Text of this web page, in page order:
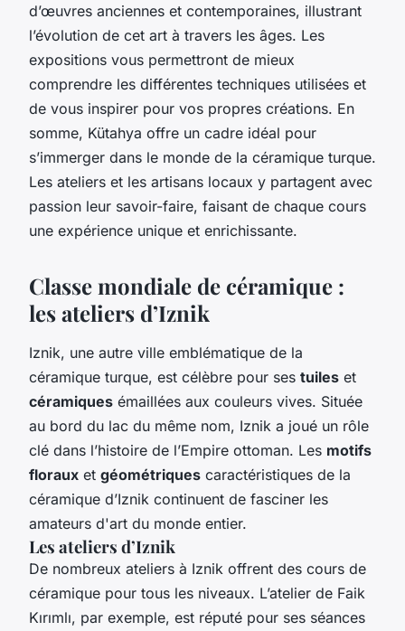
d’œuvres anciennes et contemporaines, illustrant
l’évolution de cet art à travers les âges. Les
expositions vous permettront de mieux
comprendre les différentes techniques utilisées et
de vous inspirer pour vos propres créations. En
somme, Kütahya offre un cadre idéal pour
s’immerger dans le monde de la céramique turque.
Les ateliers et les artisans locaux y partagent avec
passion leur savoir-faire, faisant de chaque cours
une expérience unique et enrichissante.
Classe mondiale de céramique :
les ateliers d’Iznik
Iznik, une autre ville emblématique de la
céramique turque, est célèbre pour ses tuiles et
céramiques émaillées aux couleurs vives. Située
au bord du lac du même nom, Iznik a joué un rôle
clé dans l’histoire de l’Empire ottoman. Les motifs
floraux et géométriques caractéristiques de la
céramique d’Iznik continuent de fasciner les
amateurs d'art du monde entier.
Les ateliers d’Iznik
De nombreux ateliers à Iznik offrent des cours de
céramique pour tous les niveaux. L’atelier de Faik
Kırımlı, par exemple, est réputé pour ses séances